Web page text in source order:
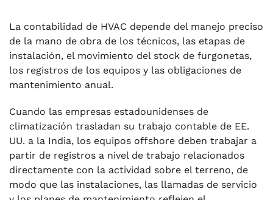
La contabilidad de HVAC depende del manejo preciso
de la mano de obra de los técnicos, las etapas de
instalación, el movimiento del stock de furgonetas,
los registros de los equipos y las obligaciones de
mantenimiento anual.
Cuando las empresas estadounidenses de
climatización trasladan su trabajo contable de EE.
UU. a la India, los equipos offshore deben trabajar a
partir de registros a nivel de trabajo relacionados
directamente con la actividad sobre el terreno, de
modo que las instalaciones, las llamadas de servicio